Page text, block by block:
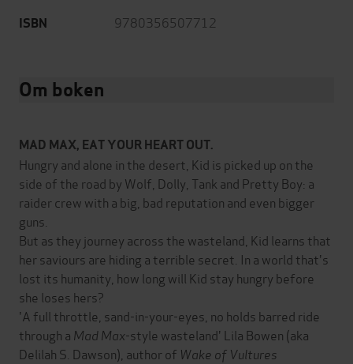
ISBN 9780356507712
Om boken
MAD MAX, EAT YOUR HEART OUT.
Hungry and alone in the desert, Kid is picked up on the
side of the road by Wolf, Dolly, Tank and Pretty Boy: a
raider crew with a big, bad reputation and even bigger
guns.
But as they journey across the wasteland, Kid learns that
her saviours are hiding a terrible secret. In a world that's
lost its humanity, how long will Kid stay hungry before
she loses hers?
'A full throttle, sand-in-your-eyes, no holds barred ride
through a Mad Max-style wasteland' Lila Bowen (aka
Delilah S. Dawson), author of Wake of Vultures